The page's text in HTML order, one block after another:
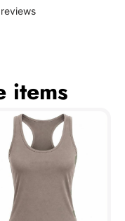
items